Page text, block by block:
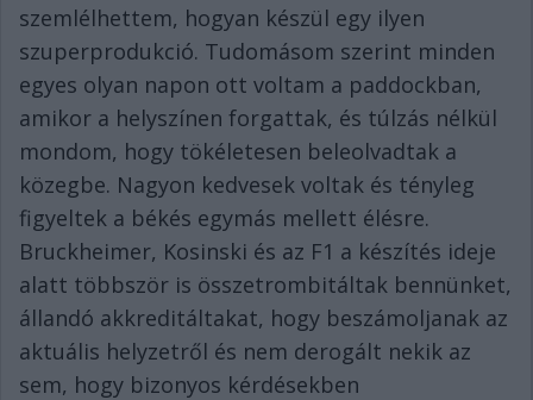
szemlélhettem, hogyan készül egy ilyen
szuperprodukció. Tudomásom szerint minden
egyes olyan napon ott voltam a paddockban,
amikor a helyszínen forgattak, és túlzás nélkül
mondom, hogy tökéletesen beleolvadtak a
közegbe. Nagyon kedvesek voltak és tényleg
figyeltek a békés egymás mellett élésre.
Bruckheimer, Kosinski és az F1 a készítés ideje
alatt többször is összetrombitáltak bennünket,
állandó akkreditáltakat, hogy beszámoljanak az
aktuális helyzetről és nem derogált nekik az
sem, hogy bizonyos kérdésekben